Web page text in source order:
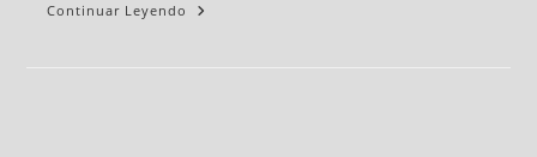
Continuar Leyendo